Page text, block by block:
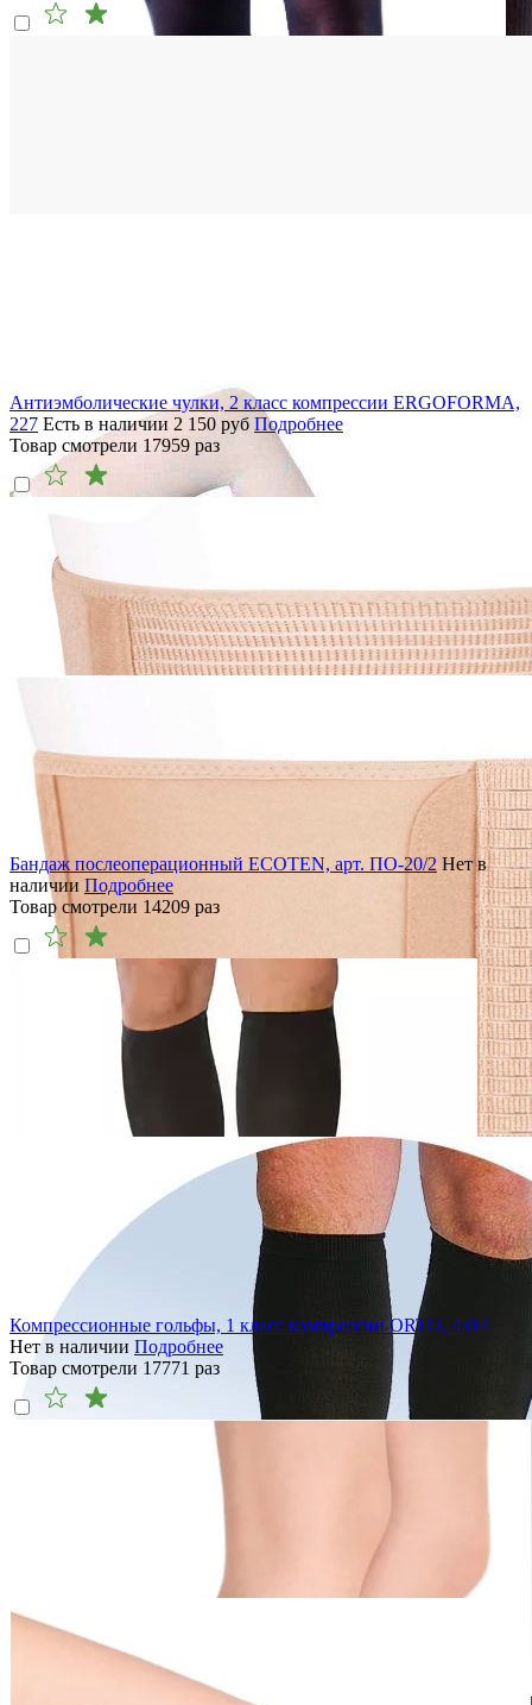
Антиэмболические чулки, 2 класс компрессии ERGOFORMA,
227 Есть в наличии 2 150 руб Подробнее
Товар смотрели 17959 раз
Бандаж послеоперационный ECOTEN, арт. ПО-20/2 Нет в
наличии Подробнее
Товар смотрели 14209 раз
Компрессионные гольфы, 1 класс компрессии ORTO, 4314
Нет в наличии Подробнее
Товар смотрели 17771 раз